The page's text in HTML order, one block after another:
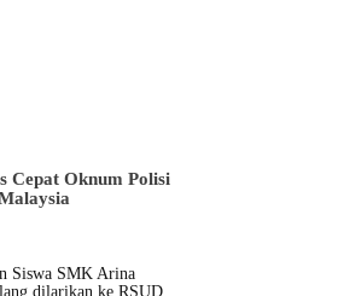
Cepat Oknum Polisi
Siswa SMK Arina
dilarikan ke RSUD